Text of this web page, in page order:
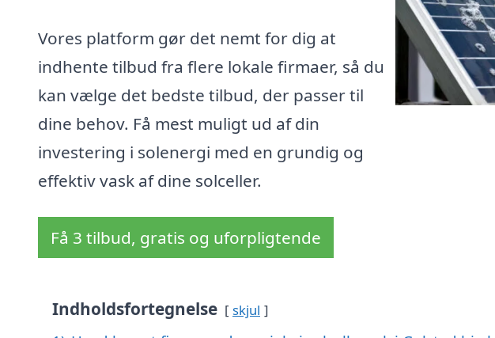
Vores platform gør det nemt for dig at
indhente tilbud fra flere lokale firmaer, så du
kan vælge det bedste tilbud, der passer til
dine behov. Få mest muligt ud af din
investering i solenergi med en grundig og
effektiv vask af dine solceller.
Få 3 tilbud, gratis og uforpligtende
Indholdsfortegnelse skjul